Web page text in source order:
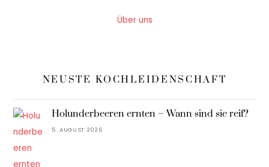
Über uns
NEUSTE KOCHLEIDENSCHAFT
Holunderbeeren ernten – Wann sind sie reif?
5. AUGUST 2026